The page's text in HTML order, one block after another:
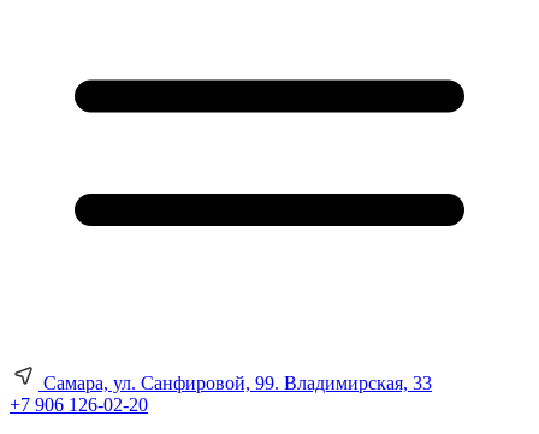
Самара, ул. Санфировой, 99. Владимирская, 33
+7 906 126-02-20